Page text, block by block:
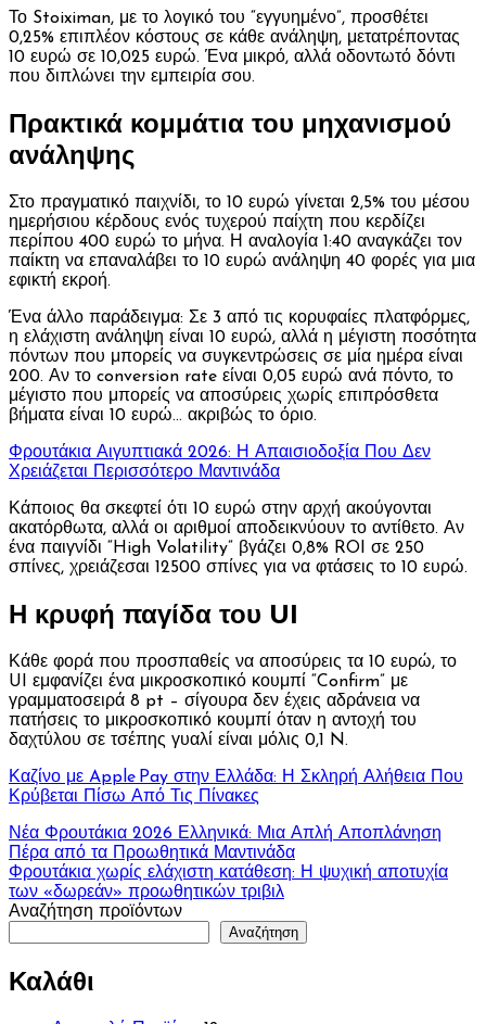
Το Stoiximan, με το λογικό του “εγγυημένο”, προσθέτει
0,25% επιπλέον κόστους σε κάθε ανάληψη, μετατρέποντας
10 ευρώ σε 10,025 ευρώ. Ένα μικρό, αλλά οδοντωτό δόντι
που διπλώνει την εμπειρία σου.
Πρακτικά κομμάτια του μηχανισμού
ανάληψης
Στο πραγματικό παιχνίδι, το 10 ευρώ γίνεται 2,5% του μέσου
ημερήσιου κέρδους ενός τυχερού παίχτη που κερδίζει
περίπου 400 ευρώ το μήνα. Η αναλογία 1:40 αναγκάζει τον
παίκτη να επαναλάβει το 10 ευρώ ανάληψη 40 φορές για μια
εφικτή εκροή.
Ένα άλλο παράδειγμα: Σε 3 από τις κορυφαίες πλατφόρμες,
η ελάχιστη ανάληψη είναι 10 ευρώ, αλλά η μέγιστη ποσότητα
πόντων που μπορείς να συγκεντρώσεις σε μία ημέρα είναι
200. Αν το conversion rate είναι 0,05 ευρώ ανά πόντο, το
μέγιστο που μπορείς να αποσύρεις χωρίς επιπρόσθετα
βήματα είναι 10 ευρώ… ακριβώς το όριο.
Φρουτάκια Αιγυπτιακά 2026: Η Απαισιοδοξία Που Δεν
Χρειάζεται Περισσότερο Μαντινάδα
Κάποιος θα σκεφτεί ότι 10 ευρώ στην αρχή ακούγονται
ακατόρθωτα, αλλά οι αριθμοί αποδεικνύουν το αντίθετο. Αν
ένα παιγνίδι “High Volatility” βγάζει 0,8% ROI σε 250
σπίνες, χρειάζεσαι 12500 σπίνες για να φτάσεις το 10 ευρώ.
Η κρυφή παγίδα του UI
Κάθε φορά που προσπαθείς να αποσύρεις τα 10 ευρώ, το
UI εμφανίζει ένα μικροσκοπικό κουμπί “Confirm” με
γραμματοσειρά 8 pt – σίγουρα δεν έχεις αδράνεια να
πατήσεις το μικροσκοπικό κουμπί όταν η αντοχή του
δαχτύλου σε τσέπης γυαλί είναι μόλις 0,1 N.
Καζίνο με Apple Pay στην Ελλάδα: Η Σκληρή Αλήθεια Που
Κρύβεται Πίσω Από Τις Πίνακες
Πλοήγηση
άρθρων
Νέα Φρουτάκια 2026 Ελληνικά: Μια Απλή Αποπλάνηση
Πέρα από τα Προωθητικά Μαντινάδα
Φρουτάκια χωρίς ελάχιστη κατάθεση: Η ψυχική αποτυχία
των «δωρεάν» προωθητικών τριβιλ
Αναζήτηση προϊόντων
Αναζήτηση
Καλάθι